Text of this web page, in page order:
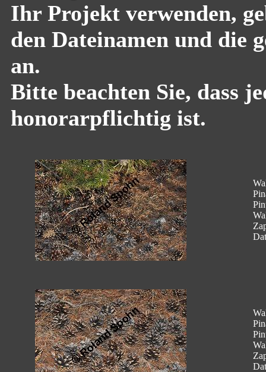
Ihr Projekt verwenden,
den Dateinamen und die
an.
Bitte beachten Sie, dass
honorarpflichtig ist.